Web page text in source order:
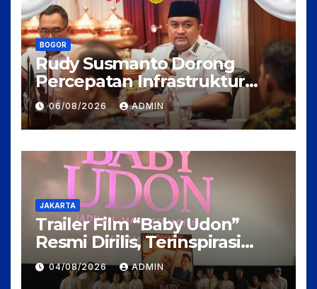
BOGOR
Rudy Susmanto Dorong
Percepatan Infrastruktur
untuk Menarik Investasi ke
Kabupaten Bogor
06/08/2026 ADMIN
JAKARTA
Trailer Film “Baby Udon”
Resmi Dirilis, Terinspirasi
Kisah Nyata Perjuangan
Fanny Kondoh
04/08/2026 ADMIN